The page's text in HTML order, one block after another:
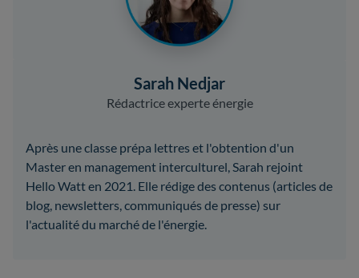
Sarah Nedjar
Rédactrice experte énergie
Après une classe prépa lettres et l'obtention d'un
Master en management interculturel, Sarah rejoint
Hello Watt en 2021. Elle rédige des contenus (articles de
blog, newsletters, communiqués de presse) sur
l'actualité du marché de l'énergie.